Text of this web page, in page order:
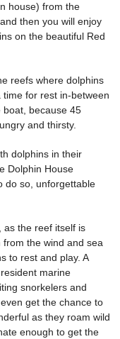
house) from the
then you will enjoy
on the beautiful Red
reefs where dolphins
for rest in-between
boat, because 45
and thirsty.
dolphins in their
Dolphin House
do so, unforgettable
as the reef itself is
the wind and sea
to rest and play. A
marine
snorkelers and
get the chance to
as they roam wild
enough to get the